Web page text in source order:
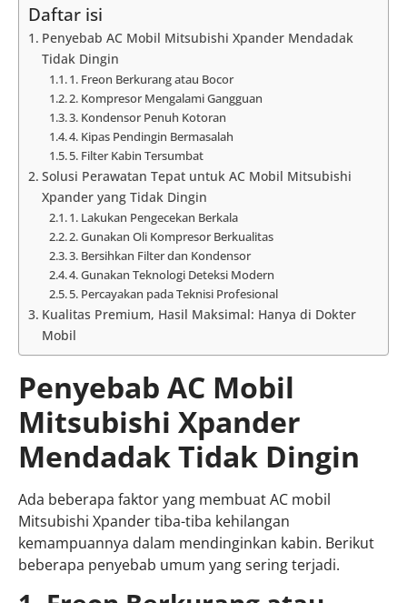
Daftar isi
Penyebab AC Mobil Mitsubishi Xpander Mendadak
Tidak Dingin
1. Freon Berkurang atau Bocor
2. Kompresor Mengalami Gangguan
3. Kondensor Penuh Kotoran
4. Kipas Pendingin Bermasalah
5. Filter Kabin Tersumbat
Solusi Perawatan Tepat untuk AC Mobil Mitsubishi
Xpander yang Tidak Dingin
1. Lakukan Pengecekan Berkala
2. Gunakan Oli Kompresor Berkualitas
3. Bersihkan Filter dan Kondensor
4. Gunakan Teknologi Deteksi Modern
5. Percayakan pada Teknisi Profesional
Kualitas Premium, Hasil Maksimal: Hanya di Dokter
Mobil
Penyebab AC Mobil
Mitsubishi Xpander
Mendadak Tidak Dingin
Ada beberapa faktor yang membuat AC mobil
Mitsubishi Xpander tiba-tiba kehilangan
kemampuannya dalam mendinginkan kabin. Berikut
beberapa penyebab umum yang sering terjadi.